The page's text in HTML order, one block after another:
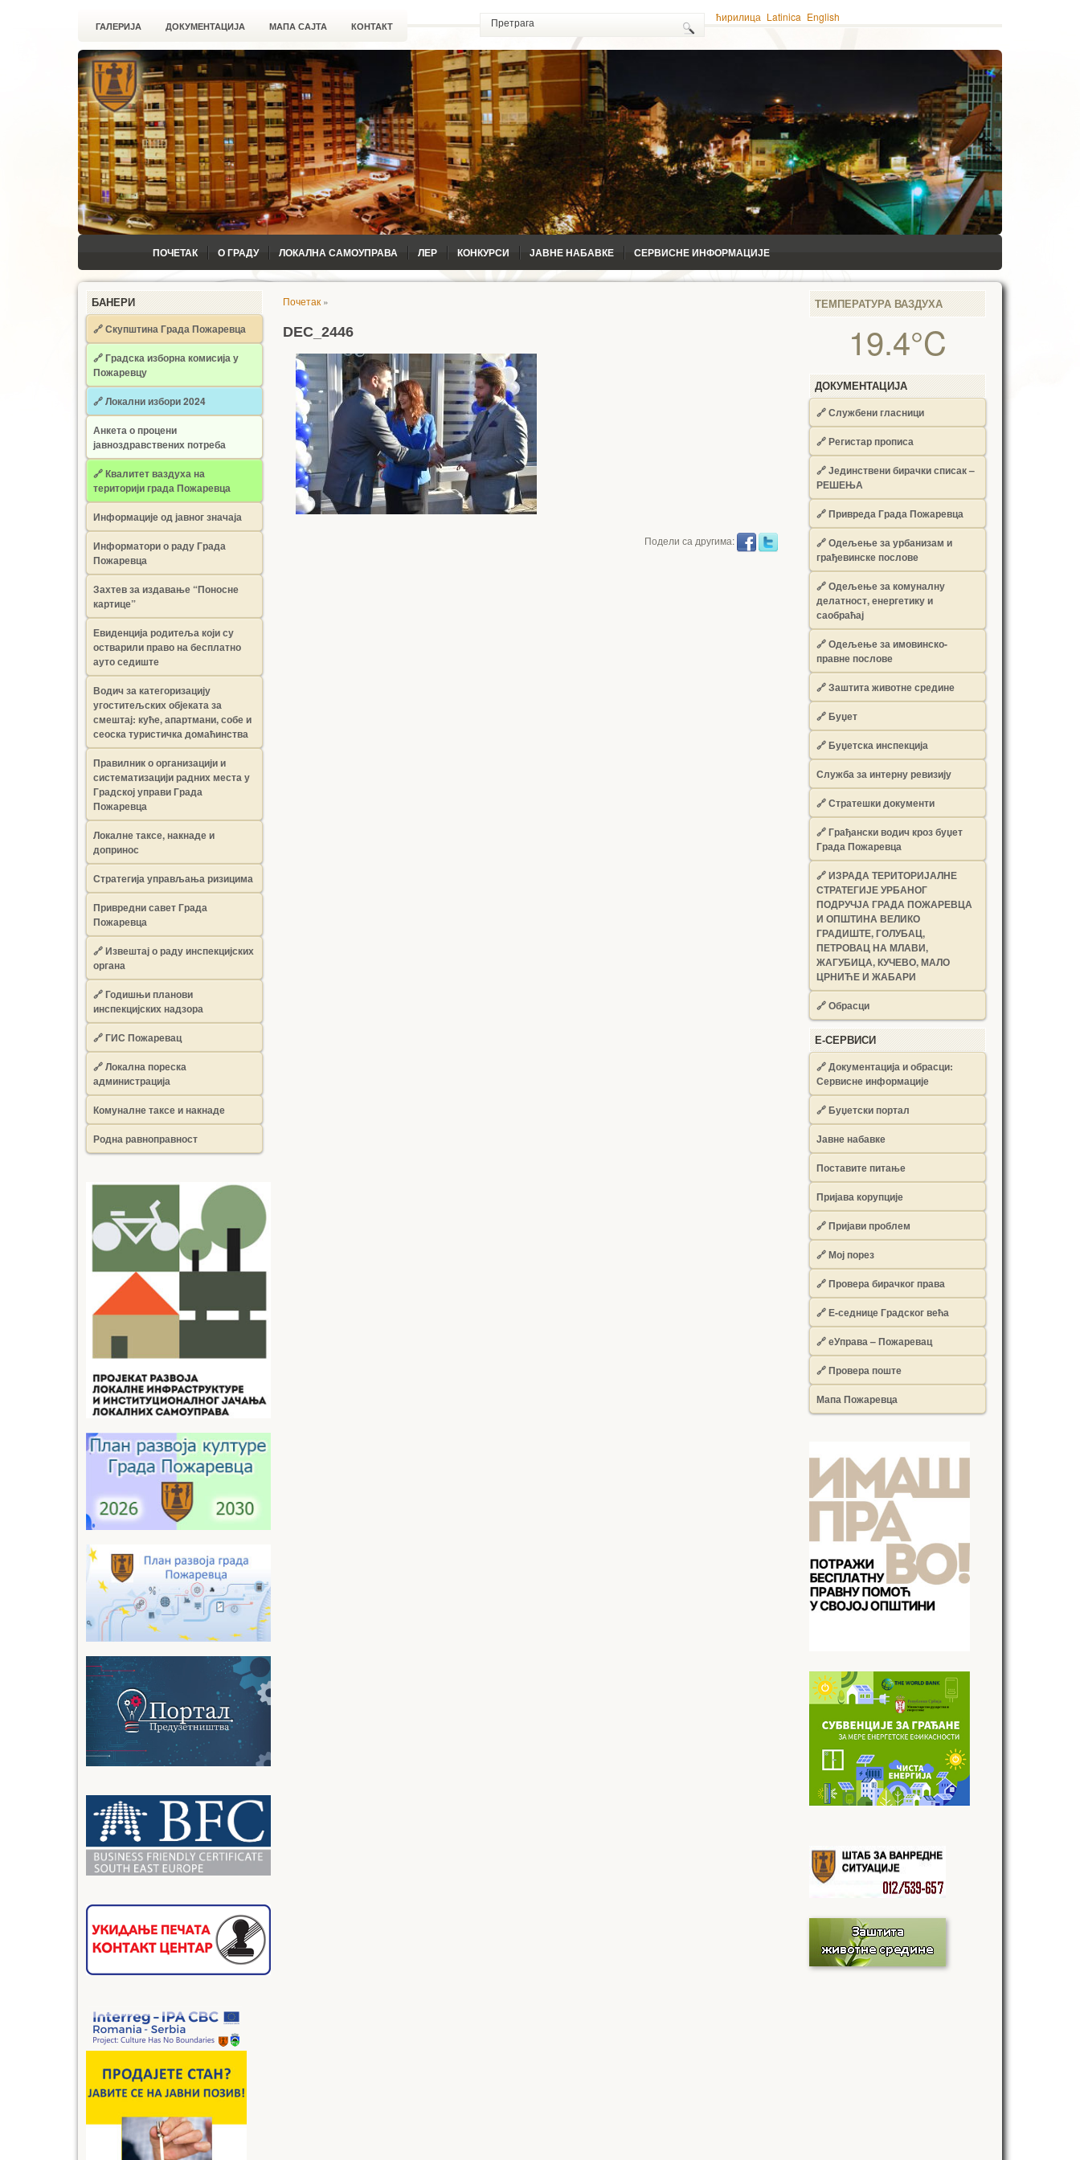
ГАЛЕРИЈА ДОКУМЕНТАЦИЈА МАПА САЈТА КОНТАКТ
ћирилица Latinica English
ПОЧЕТАК О ГРАДУ ЛОКАЛНА САМОУПРАВА ЛЕР КОНКУРСИ ЈАВНЕ НАБАВКЕ СЕРВИСНЕ ИНФОРМАЦИЈЕ
БАНЕРИ
🔗 Скупштина Града Пожаревца
🔗Градска изборна комисија у
Пожаревцу
🔗 Локални избори 2024
Анкета о процени
јавноздравствених потреба
🔗 Квалитет ваздуха на
територији града Пожаревца
Информације од јавног значаја
Информатори о раду Града
Пожаревца
Захтев за издавање “Поносне
картице”
Евиденција родитеља који су
остварили право на бесплатно
ауто седиште
Водич за категоризацију
угоститељских објеката за
смештај: куће, апартмани, собе и
сеоска туристичка домаћинства
Правилник о организацији и
систематизацији радних места у
Градској управи Града
Пожаревца
Локалне таксе, накнаде и
допринос
Стратегија управљања ризицима
Привредни савет Града
Пожаревца
🔗Извештај о раду инспекцијских
органа
🔗Годишњи планови
инспекцијских надзора
🔗 ГИС Пожаревац
🔗 Локална пореска
администрација
Комуналне таксе и накнаде
Родна равноправност
Почетак »
DEC_2446
Подели са другима:
ТЕМПЕРАТУРА ВАЗДУХА
19.4°C
ДОКУМЕНТАЦИЈА
🔗Службени гласници
🔗Регистар прописа
🔗Јединствени бирачки списак –
РЕШЕЊА
🔗Привреда Града Пожаревца
🔗Одељење за урбанизам и
грађевинске послове
🔗Одељење за комуналну
делатност, енергетику и
саобраћај
🔗Одељење за имовинско-
правне послове
🔗Заштита животне средине
🔗Буџет
🔗Буџетска инспекција
Служба за интерну ревизију
🔗Стратешки документи
🔗Грађански водич кроз буџет
Града Пожаревца
🔗ИЗРАДА ТЕРИТОРИЈАЛНЕ
СТРАТЕГИЈЕ УРБАНОГ
ПОДРУЧЈА ГРАДА ПОЖАРЕВЦА
И ОПШТИНА ВЕЛИКО
ГРАДИШТЕ, ГОЛУБАЦ,
ПЕТРОВАЦ НА МЛАВИ,
ЖАГУБИЦА, КУЧЕВО, МАЛО
ЦРНИЋЕ И ЖАБАРИ
🔗Обрасци
Е-СЕРВИСИ
🔗 Документација и обрасци:
Сервисне информације
🔗 Буџетски портал
Јавне набавке
Поставите питање
Пријава корупције
🔗 Пријави проблем
🔗 Мој порез
🔗 Провера бирачког права
🔗 Е-седнице Градског већа
🔗 еУправа – Пожаревац
🔗 Провера поште
Мапа Пожаревца